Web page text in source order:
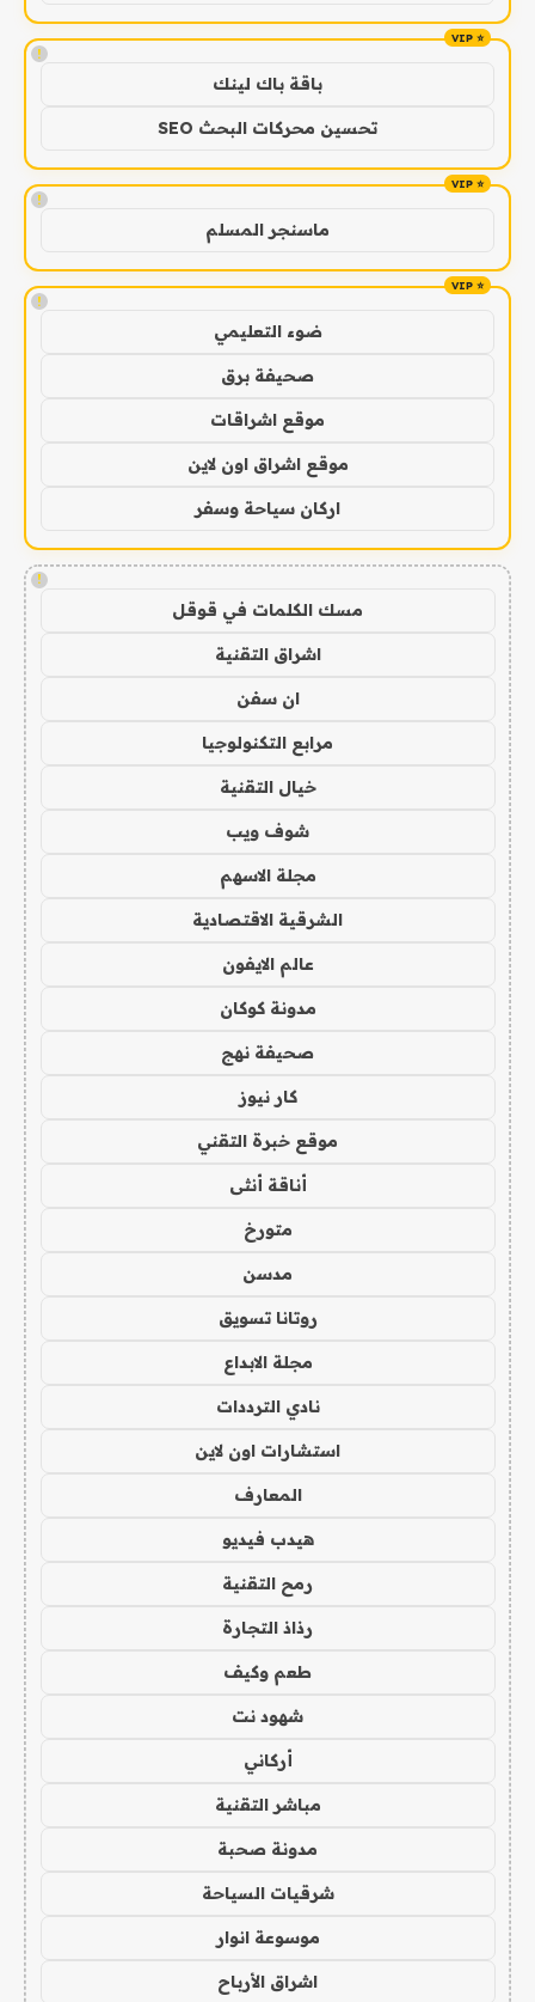
!
باقة باك لينك
تحسين محركات البحث SEO
!
ماسنجر المسلم
!
ضوء التعليمي
صحيفة برق
موقع اشراقات
موقع اشراق اون لاين
اركان سياحة وسفر
!
مسك الكلمات في قوقل
اشراق التقنية
ان سفن
مرابع التكنولوجيا
خيال التقنية
شوف ويب
مجلة الاسهم
الشرقية الاقتصادية
عالم الايفون
مدونة كوكان
صحيفة نهج
كار نيوز
موقع خبرة التقني
أناقة أنثى
متورخ
مدسن
روتانا تسويق
مجلة الابداع
نادي الترددات
استشارات اون لاين
المعارف
هيدب فيديو
رمح التقنية
رذاذ التجارة
طعم وكيف
شهود نت
أركاني
مباشر التقنية
مدونة صحبة
شرقيات السياحة
موسوعة انوار
اشراق الأرباح